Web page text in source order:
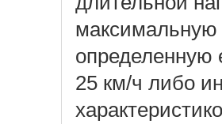
максимальную
определенную
25 км/ч либо